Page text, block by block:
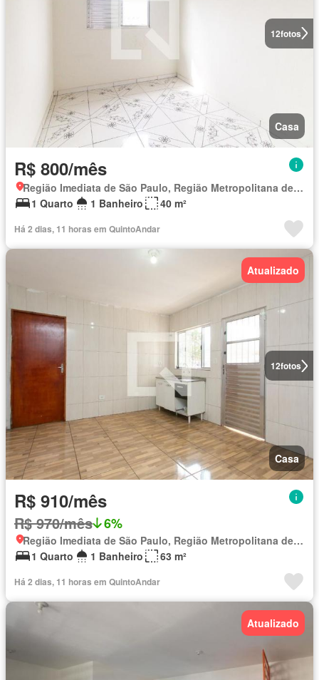
12fotos
Casa
R$ 800/mês
Região Imediata de São Paulo, Região Metropolitana de São Paulo
1 Quarto
1 Banheiro 40 m²
Há 2 dias, 11 horas em QuintoAndar
12fotos
Atualizado
Casa
R$ 910/mês
R$ 970/mês 6%
Região Imediata de São Paulo, Região Metropolitana de São Paulo
1 Quarto
1 Banheiro 63 m²
Há 2 dias, 11 horas em QuintoAndar
Atualizado